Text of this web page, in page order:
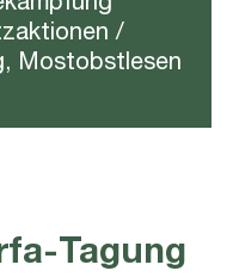
/
Mostobstlesen
Tagung